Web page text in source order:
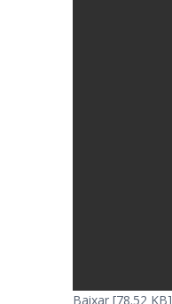
Baixar [78.52 KB]